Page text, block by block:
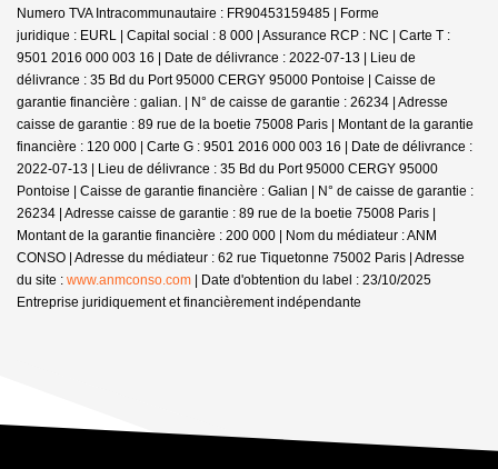
Numero TVA Intracommunautaire : FR90453159485 | Forme
juridique : EURL | Capital social : 8 000 | Assurance RCP : NC | Carte T :
9501 2016 000 003 16 | Date de délivrance : 2022-07-13 | Lieu de
délivrance : 35 Bd du Port 95000 CERGY 95000 Pontoise | Caisse de
garantie financière : galian. | N° de caisse de garantie : 26234 | Adresse
caisse de garantie : 89 rue de la boetie 75008 Paris | Montant de la garantie
financière : 120 000 | Carte G : 9501 2016 000 003 16 | Date de délivrance :
2022-07-13 | Lieu de délivrance : 35 Bd du Port 95000 CERGY 95000
Pontoise | Caisse de garantie financière : Galian | N° de caisse de garantie :
26234 | Adresse caisse de garantie : 89 rue de la boetie 75008 Paris |
Montant de la garantie financière : 200 000 | Nom du médiateur : ANM
CONSO | Adresse du médiateur : 62 rue Tiquetonne 75002 Paris | Adresse
du site : www.anmconso.com | Date d'obtention du label : 23/10/2025
Entreprise juridiquement et financièrement indépendante